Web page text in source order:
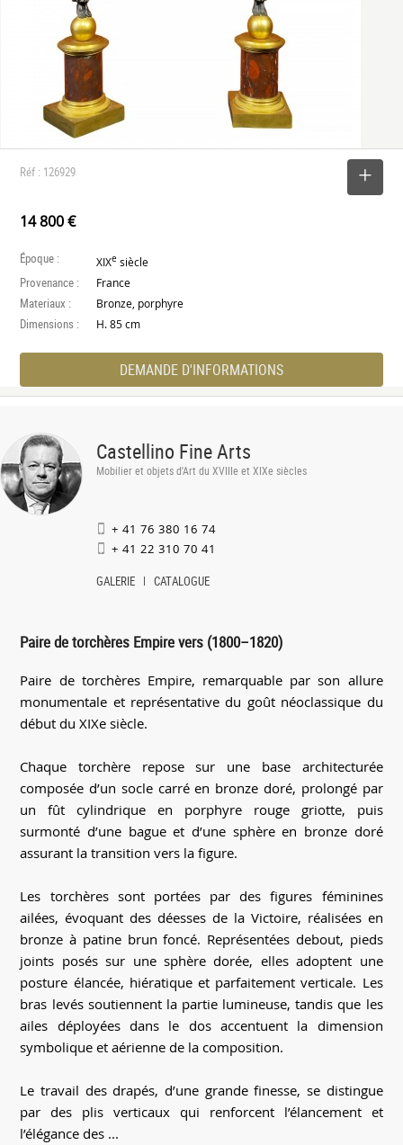
Réf : 126929
14 800 €
Époque : XIXe siècle
Provenance : France
Materiaux : Bronze, porphyre
Dimensions : H. 85 cm
DEMANDE D'INFORMATIONS
Castellino Fine Arts
Mobilier et objets d'Art du XVIIIe et XIXe siècles
+ 41 76 380 16 74
+ 41 22 310 70 41
GALERIE CATALOGUE
Paire de torchères Empire vers (1800–1820)
Paire de torchères Empire, remarquable par son allure
monumentale et représentative du goût néoclassique du
début du XIXe siècle.
Chaque torchère repose sur une base architecturée
composée d’un socle carré en bronze doré, prolongé par
un fût cylindrique en porphyre rouge griotte, puis
surmonté d’une bague et d’une sphère en bronze doré
assurant la transition vers la figure.
Les torchères sont portées par des figures féminines
ailées, évoquant des déesses de la Victoire, réalisées en
bronze à patine brun foncé. Représentées debout, pieds
joints posés sur une sphère dorée, elles adoptent une
posture élancée, hiératique et parfaitement verticale. Les
bras levés soutiennent la partie lumineuse, tandis que les
ailes déployées dans le dos accentuent la dimension
symbolique et aérienne de la composition.
Le travail des drapés, d’une grande finesse, se distingue
par des plis verticaux qui renforcent l’élancement et
l’élégance des ...